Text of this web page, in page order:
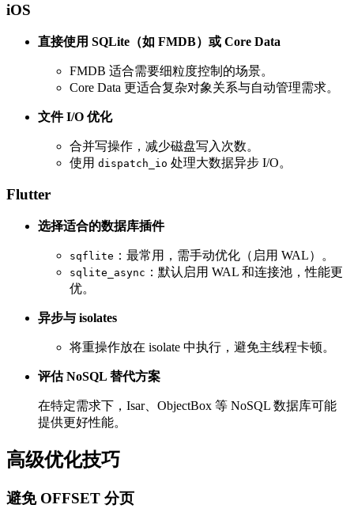
iOS
直接使用 SQLite（如 FMDB）或 Core Data
FMDB 适合需要细粒度控制的场景。
Core Data 更适合复杂对象关系与自动管理需求。
文件 I/O 优化
合并写操作，减少磁盘写入次数。
使用 dispatch_io 处理大数据异步 I/O。
Flutter
选择适合的数据库插件
sqflite ：最常用，需手动优化（启用 WAL）。
sqlite_async ：默认启用 WAL 和连接池，性能更
优。
异步与 isolates
将重操作放在 isolate 中执行，避免主线程卡顿。
评估 NoSQL 替代方案
在特定需求下，Isar、ObjectBox 等 NoSQL 数据库可能
提供更好性能。
高级优化技巧
避免 OFFSET 分页